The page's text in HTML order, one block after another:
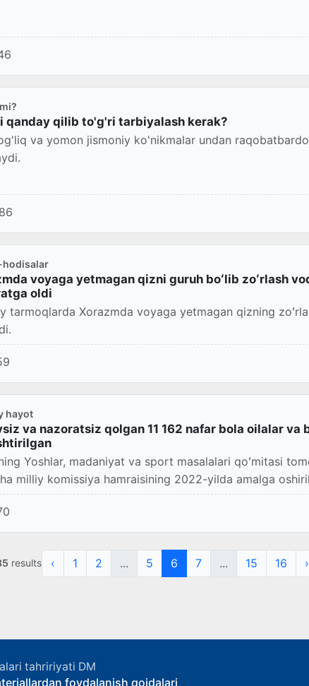
qanday qilib to'g'ri tarbiyalash kerak?
va yomon jismoniy ko'nikmalar undan
hodisalar
voyaga yetmagan qizni guruh boʻlib zoʻrlash
oldi
tarmoqlarda Xorazmda voyaga yetmagan qizning
hayot
va nazoratsiz qolgan 11 162 nafar bola oilalar va
Yoshlar, madaniyat va sport masalalari qoʻmitasi
milliy komissiya hamraisining 2022-yilda amalga
results ‹ 1 2 ... 5 6 7 ... 15 16 ›
tahririyati DM
foydalanish qoidalari